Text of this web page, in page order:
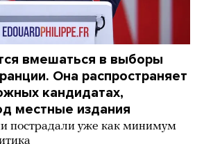
вмешаться в выборы
Она распространяет
кандидатах,
местные издания
пострадали уже как минимум